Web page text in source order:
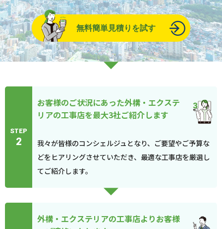
無料簡単見積りを試す
STEP
2
お客様のご状況にあった外構・エクステ
リアの工事店を最大3社ご紹介します
我々が皆様のコンシェルジュとなり、ご要望やご予算な
どをヒアリングさせていただき、最適な工事店を厳選し
てご紹介します。
外構・エクステリアの工事店よりお客様